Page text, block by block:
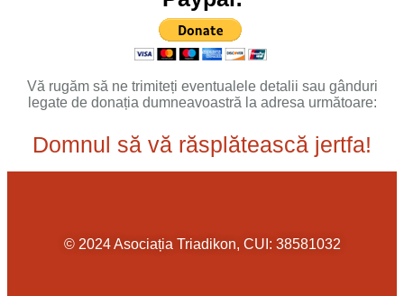
Vă rugăm să ne trimiteți eventualele detalii sau gânduri
legate de donația dumneavoastră la adresa următoare:
Domnul să vă răsplătească jertfa!
© 2024 Asociația Triadikon, CUI: 38581032